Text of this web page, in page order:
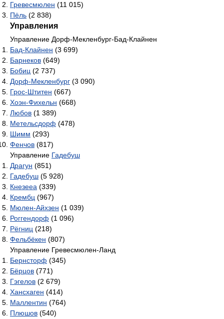
Гревесмюлен (11 015)
Пёль (2 838)
Управления
Управление Дорф-Мекленбург-Бад-Клайнен
Бад-Клайнен (3 699)
Барнеков (649)
Бобиц (2 737)
Дорф-Мекленбург (3 090)
Грос-Штитен (667)
Хоэн-Фихельн (668)
Любов (1 389)
Метельсдорф (478)
Шимм (293)
Фенчов (817)
Управление Гадебуш
Драгун (851)
Гадебуш (5 928)
Кнезееа (339)
Крембц (967)
Мюлен-Айхзен (1 039)
Роггендорф (1 096)
Рёгниц (218)
Фельбёкен (807)
Управление Гревесмюлен-Ланд
Бернсторф (345)
Бёрцов (771)
Гэгелов (2 679)
Хансхаген (414)
Маллентин (764)
Плюшов (540)